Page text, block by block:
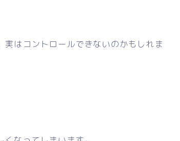
はコントロールできないのかもしれま